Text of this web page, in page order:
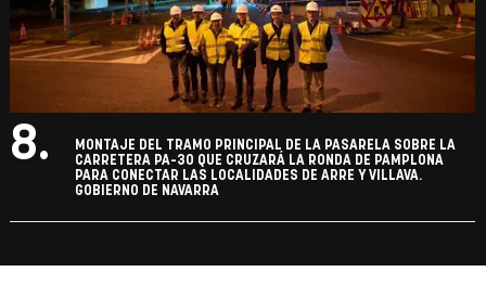
8.
MONTAJE DEL TRAMO PRINCIPAL DE LA PASARELA SOBRE LA
CARRETERA PA-30 QUE CRUZARÁ LA RONDA DE PAMPLONA
PARA CONECTAR LAS LOCALIDADES DE ARRE Y VILLAVA.
GOBIERNO DE NAVARRA